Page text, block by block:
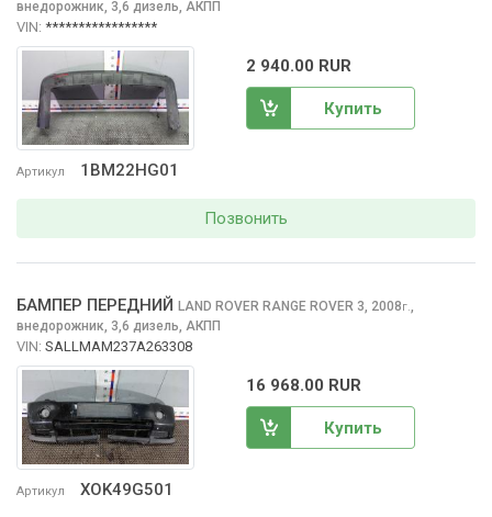
Артикул 1BM22HG01
внедорожник, 3,6 дизель, АКПП
VIN: *****************
2 940.00 RUR
Купить
Позвонить
Артикул XOK49G501
БАМПЕР ПЕРЕДНИЙ LAND ROVER RANGE ROVER 3, 2008г.,
внедорожник, 3,6 дизель, АКПП
VIN: SALLMAM237A263308
16 968.00 RUR
Купить